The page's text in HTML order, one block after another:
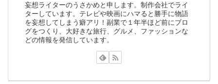
妄想ライターのうさかめと申します。制作会社でライ
ターしています。テレビや映画にハマると勝手に物語
を妄想してしまう癖アリ！副業で１年半ほど前にブロ
グをつくり、大好きな旅行、グルメ、ファッションな
どの情報を発信しています。